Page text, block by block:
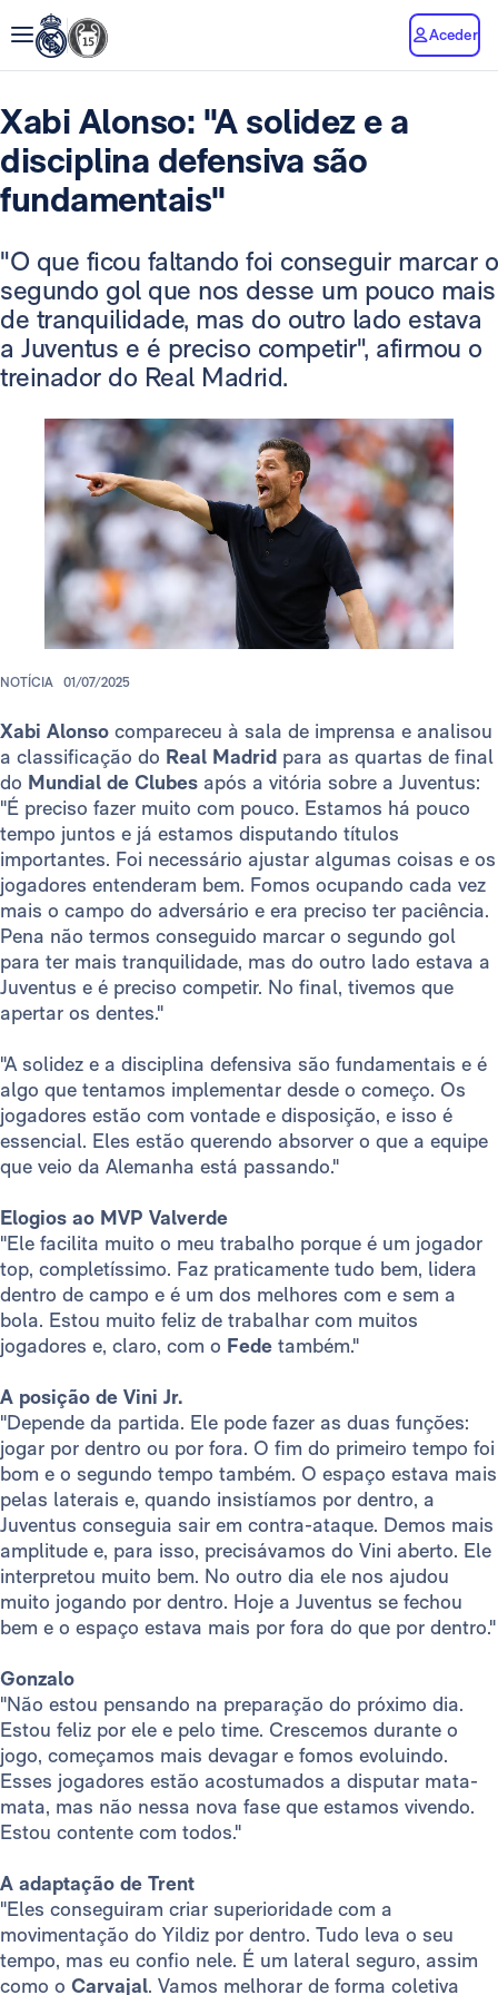
Aceder
Xabi Alonso: "A solidez e a
disciplina defensiva são
fundamentais"
"O que ficou faltando foi conseguir marcar o
segundo gol que nos desse um pouco mais
de tranquilidade, mas do outro lado estava
a Juventus e é preciso competir", afirmou o
treinador do Real Madrid.
NOTÍCIA 01/07/2025
Xabi Alonso compareceu à sala de imprensa e analisou
a classificação do Real Madrid para as quartas de final
do Mundial de Clubes após a vitória sobre a Juventus:
"É preciso fazer muito com pouco. Estamos há pouco
tempo juntos e já estamos disputando títulos
importantes. Foi necessário ajustar algumas coisas e os
jogadores entenderam bem. Fomos ocupando cada vez
mais o campo do adversário e era preciso ter paciência.
Pena não termos conseguido marcar o segundo gol
para ter mais tranquilidade, mas do outro lado estava a
Juventus e é preciso competir. No final, tivemos que
apertar os dentes."
"A solidez e a disciplina defensiva são fundamentais e é
algo que tentamos implementar desde o começo. Os
jogadores estão com vontade e disposição, e isso é
essencial. Eles estão querendo absorver o que a equipe
que veio da Alemanha está passando."
Elogios ao MVP Valverde
"Ele facilita muito o meu trabalho porque é um jogador
top, completíssimo. Faz praticamente tudo bem, lidera
dentro de campo e é um dos melhores com e sem a
bola. Estou muito feliz de trabalhar com muitos
jogadores e, claro, com o Fede também."
A posição de Vini Jr.
"Depende da partida. Ele pode fazer as duas funções:
jogar por dentro ou por fora. O fim do primeiro tempo foi
bom e o segundo tempo também. O espaço estava mais
pelas laterais e, quando insistíamos por dentro, a
Juventus conseguia sair em contra-ataque. Demos mais
amplitude e, para isso, precisávamos do Vini aberto. Ele
interpretou muito bem. No outro dia ele nos ajudou
muito jogando por dentro. Hoje a Juventus se fechou
bem e o espaço estava mais por fora do que por dentro."
Gonzalo
"Não estou pensando na preparação do próximo dia.
Estou feliz por ele e pelo time. Crescemos durante o
jogo, começamos mais devagar e fomos evoluindo.
Esses jogadores estão acostumados a disputar mata-
mata, mas não nessa nova fase que estamos vivendo.
Estou contente com todos."
A adaptação de Trent
"Eles conseguiram criar superioridade com a
movimentação do Yildiz por dentro. Tudo leva o seu
tempo, mas eu confio nele. É um lateral seguro, assim
como o Carvajal. Vamos melhorar de forma coletiva